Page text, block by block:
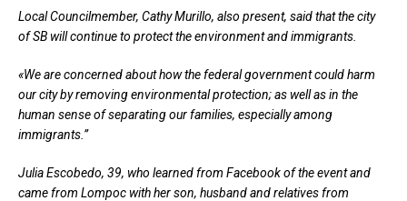
Local Councilmember, Cathy Murillo, also present, said that the city
of SB will continue to protect the environment and immigrants.
«We are concerned about how the federal government could harm
our city by removing environmental protection; as well as in the
human sense of separating our families, especially among
immigrants.”
Julia Escobedo, 39, who learned from Facebook of the event and
came from Lompoc with her son, husband and relatives from